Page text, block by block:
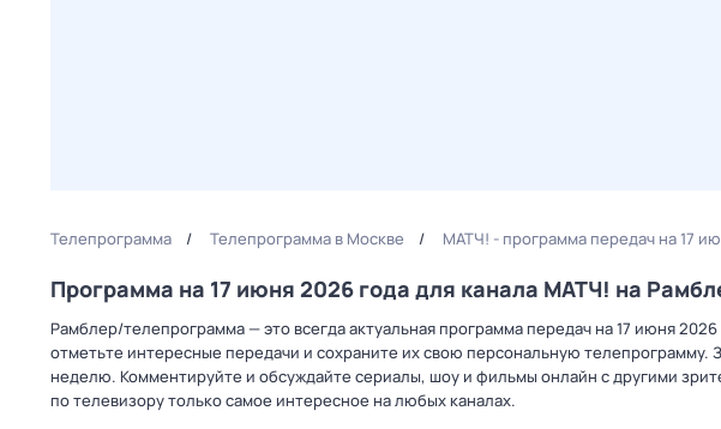
Телепрограмма Телепрограмма в Москве МАТЧ! - программа передач на 17
Программа на 17 июня 2026 года для канала МАТЧ! на
Рамблер/телепрограмма — это всегда актуальная программа передач на 17 июня
отметьте интересные передачи и сохраните их свою персональную телепрограмму.
неделю. Комментируйте и обсуждайте сериалы, шоу и фильмы онлайн с другими
по телевизору только самое интересное на любых каналах.